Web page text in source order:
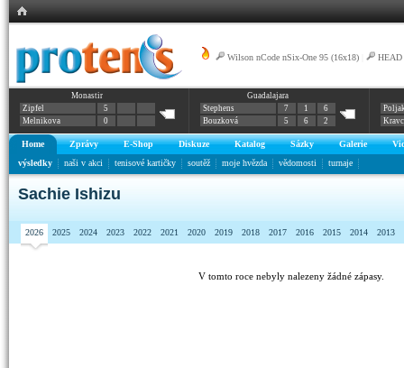
Wilson nCode nSix-One 95 (16x18) HEAD
Pro
Monastir
Zipfel
5
Melnikova
0
Guadalajara
Stephens
7 1
6
Bouzková
5 6 2
Home Zprávy E-Shop Diskuze Katalog Sázky Galerie
výsledky
naši v akci tenisové kartičky soutěž moje hvězda vědomosti turnaje
Sachie Ishizu
2026 2025 2024 2023 2022 2021 2020 2019 2018 2017 2016 2015 2014 2013
V tomto roce nebyly nalezeny žádné zápasy.